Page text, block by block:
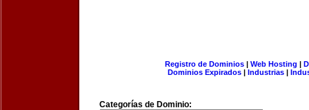
Registro de Dominios| Web Hosting |
Dominios Expirados | Industrias |
Categorías de Dominio: